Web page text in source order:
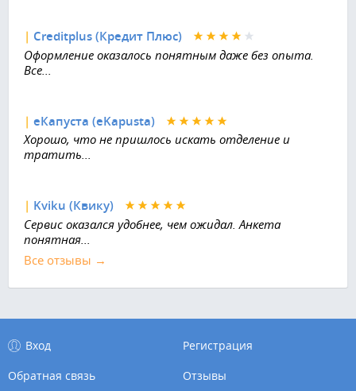
| Creditplus (Кредит Плюс)
Оформление оказалось понятным даже без опыта.
Все...
| еКапуста (eKapusta)
Хорошо, что не пришлось искать отделение и
тратить...
| Kviku (Квику)
Сервис оказался удобнее, чем ожидал. Анкета
понятная...
Все отзывы →
Вход
Регистрация
Обратная связь
Отзывы